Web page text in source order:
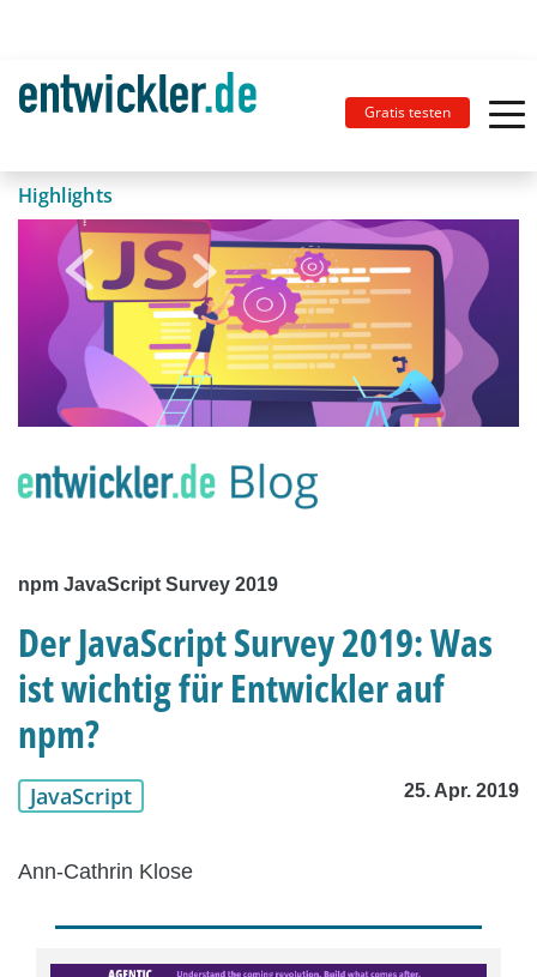
Gratis testen
Highlights
npm JavaScript Survey 2019
Der JavaScript Survey 2019: Was
ist wichtig für Entwickler auf
npm?
JavaScript 25. Apr. 2019
Ann-Cathrin Klose